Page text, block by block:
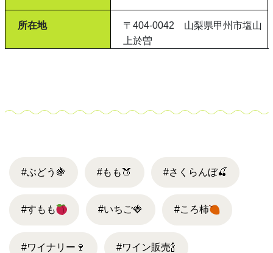
所在地
〒404-0042 山梨県甲州市塩山
上於曽
#ぶどう 🍇 #もも🍑 #さくらんぼ🍒
#すもも #いちご🍓 #ころ柿
#ワイナリー 🍷 #ワイン販売🍾